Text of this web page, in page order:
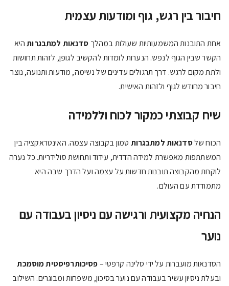
חיבור בין רגש, גוף ומודעות עצמית
אחת התובנות המשמעותיות שעולות במהלך סדנאות למתבגרותהיא
הקשר שבין הגוף לנפש. הנערות לומדות להקשיב לגופן, לזהות תחושות
ולתת מקום לרגש. דרך תרגולים עדינים של נשימה, מודעות ותנועה, נוצר
חיבור מחודש לגוף ולזהות האישית.
שיח קבוצתי כמקור לכוח וללמידה
הכוח שלסדנאות למתבגרות טמון בקבוצה עצמה. האינטראקציה בין
המשתתפות מאפשרת למידה הדדית, עידוד ותחושת סולידריות. כל נערה
לוקחת מהקבוצה תובנות חדשות על עצמה ועל הדרך שבה היא
מתמודדת עם העולם.
הנחיה מקצועית ורגישה עם ניסיון בעבודה עם
נוער
הסדנאות מועברות על ידי סלינה קרפטי –פסיכותרפיסטית מוסמכת
ובעלת ניסיון עשיר בעבודה עם נוער בסיכון, משפחות ומבוגרים. השילוב